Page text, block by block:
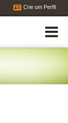
Crie um Perfil